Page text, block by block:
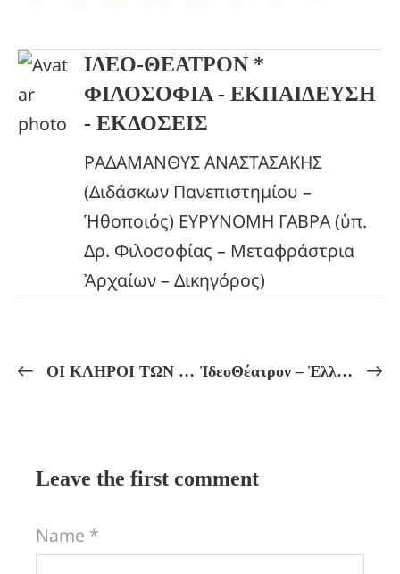
ΙΔΕΟ-ΘΕΑΤΡΟΝ *
ΦΙΛΟΣΟΦΙΑ - ΕΚΠΑΙΔΕΥΣΗ
- ΕΚΔΟΣΕΙΣ
ΡΑΔΑΜΑΝΘΥΣ ΑΝΑΣΤΑΣΑΚΗΣ
(Διδάσκων Πανεπιστημίου –
Ἡθοποιός) ΕΥΡΥΝΟΜΗ ΓΑΒΡΑ (ὑπ.
Δρ. Φιλοσοφίας – Μεταφράστρια
Ἀρχαίων – Δικηγόρος)
ΟΙ ΚΛΗΡΟΙ ΤΩΝ ΨΥΧΩΝ ΚΑΙ Η ΓΕΩΜΕΤΡΙΚΗ ΑΝΑΛΟΓΙΑ ΤΩΝ ΝΕΩΝ ΕΝΣΑΡΚΩΣΕΩΝ! Ο ΜΥΘΟΣ ΤΟΥ ΗΡΟΣ! Η ΠΟΡΕΙΑ ΤΗΣ ΨΥΧΗΣ ΜΕΤΑ ΤΟΝ ΘΑΝΑΤΟ! Πλατωνική Άκαδημία!ΜΥΣΤΗΡΙΑΚΗ ΕΡΜΗΝΕΙΑ ΟΛΩΝ ΤΩΝ ΠΛΑΤΩΝΙΚΩΝ ΜΥΘΩΝ μέ σχόλια τοῦ Πρόκλου! ἸδεοΘέατρον – Ἑλληνικόν Πνεῦμα Πρόγραμμα Μαθημάτων ἀπό 14/10 ἔως 19/10
Leave the first comment
Name *